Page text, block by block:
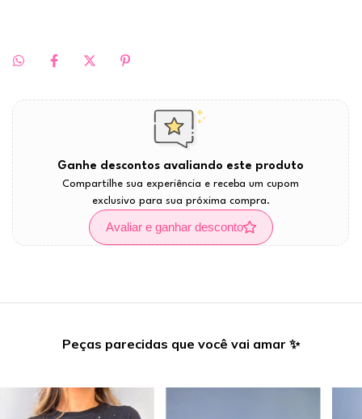
Ganhe descontos avaliando este produto
Compartilhe sua experiência e receba um cupom
exclusivo para sua próxima compra.
Avaliar e ganhar desconto
Peças parecidas que você vai amar ✨